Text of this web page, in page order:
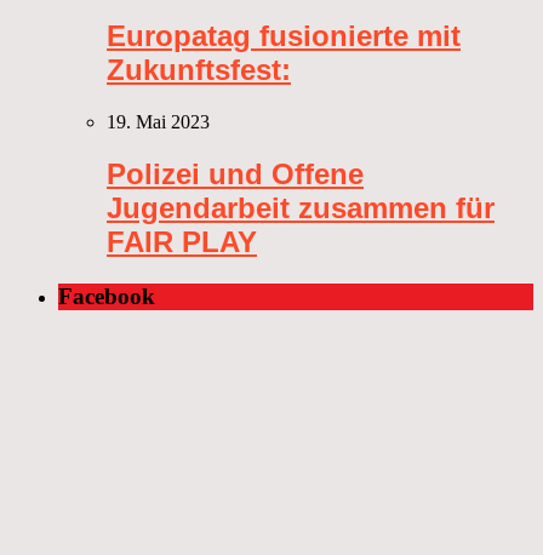
Europatag fusionierte mit
Zukunftsfest:
19. Mai 2023
Polizei und Offene
Jugendarbeit zusammen für
FAIR PLAY
Facebook